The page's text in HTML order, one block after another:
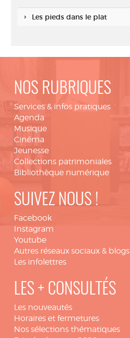
Les pieds dans le plat
NOS RUBRIQUES
Services & infos pratiques
Agenda
Musique
Cinéma
Jeunesse
Collections patrimoniales
Bibliothèque numérique
SUIVEZ NOUS !
Facebook
Instagram
Youtube
Autres réseaux sociaux & blogs
Les infolettres
LES + CONSULTÉS
Les nouveautés
Horaires et fermetures
Nos sélections thématiques